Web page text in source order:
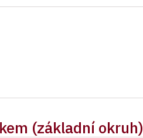
zdarma
zdarma
(základní okruh)